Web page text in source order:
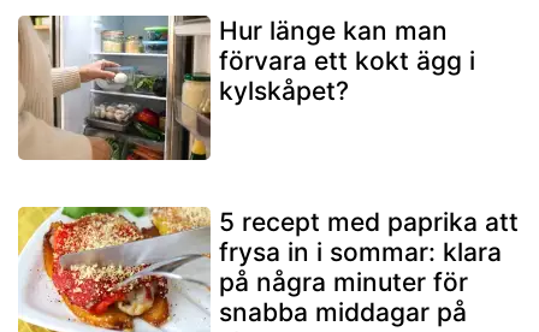
Hur länge kan man
förvara ett kokt ägg i
kylskåpet?
5 recept med paprika att
frysa in i sommar: klara
på några minuter för
snabba middagar på